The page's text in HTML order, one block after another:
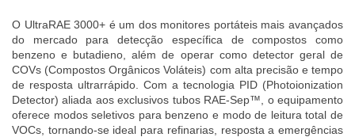
O UltraRAE 3000+ é um dos monitores portáteis mais avançados
do mercado para detecção específica de compostos como
benzeno e butadieno, além de operar como detector geral de
COVs (Compostos Orgânicos Voláteis) com alta precisão e tempo
de resposta ultrarrápido. Com a tecnologia PID (Photoionization
Detector) aliada aos exclusivos tubos RAE-Sep™, o equipamento
oferece modos seletivos para benzeno e modo de leitura total de
VOCs, tornando-se ideal para refinarias, resposta a emergências